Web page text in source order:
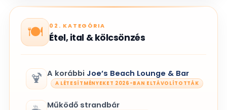
🍽️ 02. KATEGÓRIA
Étel, ital & kölcsönzés
🍹 A korábbi Joe’s Beach Lounge & Bar
A LÉTESÍTMÉNYEKET 2026-BAN ELTÁVOLÍTOTTÁK
Működő strandbár